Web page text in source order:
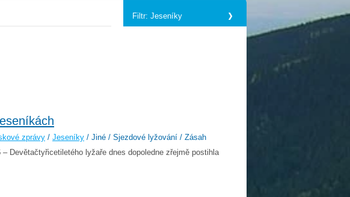
Filtr: Jeseníky
zprávy / Jeseníky / Jiné / Sjezdové lyžování / Zásah
Devětačtyřicetiletého lyžaře dnes dopoledne zřejmě postihla